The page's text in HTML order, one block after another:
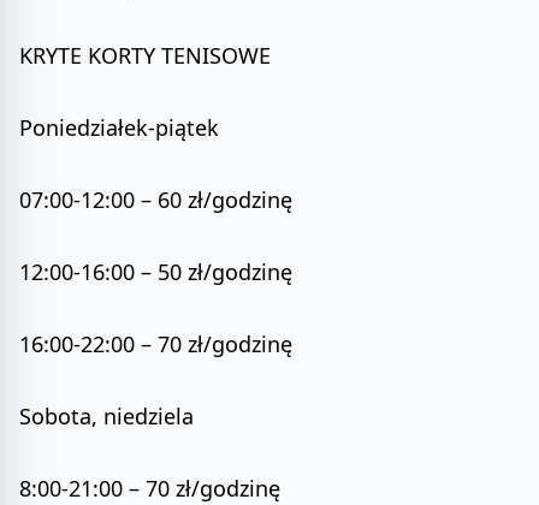
KRYTE KORTY TENISOWE
Poniedziałek-piątek
07:00-12:00 – 60 zł/godzinę
12:00-16:00 – 50 zł/godzinę
16:00-22:00 – 70 zł/godzinę
Sobota, niedziela
8:00-21:00 – 70 zł/godzinę